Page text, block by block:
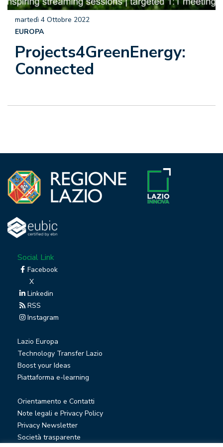
Projects4GreenEnergy:
Connected
martedì 4 Ottobre 2022
EUROPA
Social Link
Facebook
X
Linkedin
RSS
Instagram
Lazio Europa
Technology Transfer Lazio
Boost your Ideas
Piattaforma e-learning
Orientamento e Contatti
Note legali e Privacy Policy
Privacy Newsletter
Società trasparente